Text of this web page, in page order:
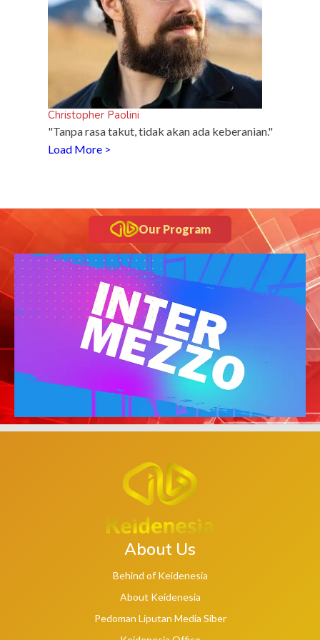
Christopher Paolini
"Tanpa rasa takut, tidak akan ada keberanian."
Load More >
Our Program
About Us
Behind of Keidenesia
About Keidenesia
Pedoman Liputan Media Siber